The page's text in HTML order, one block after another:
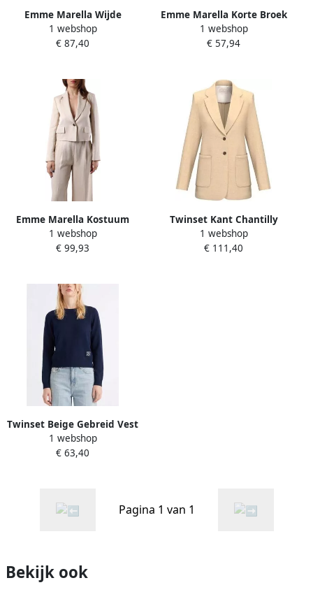
Emme Marella Wijde
broeken EMMACETO
1 webshop
€ 87,40
Emme Marella Korte Broek
TRINA
1 webshop
€ 57,94
Emme Marella Kostuum
SALVIA
1 webshop
€ 99,93
Twinset Kant Chantilly
Jumpsuit Wijde Pijpen
White Dames
1 webshop
€ 111,40
Twinset Beige Gebreid Vest
Paillet Kralen Detail Beige
Dames
1 webshop
€ 63,40
Pagina 1 van 1
Bekijk ook